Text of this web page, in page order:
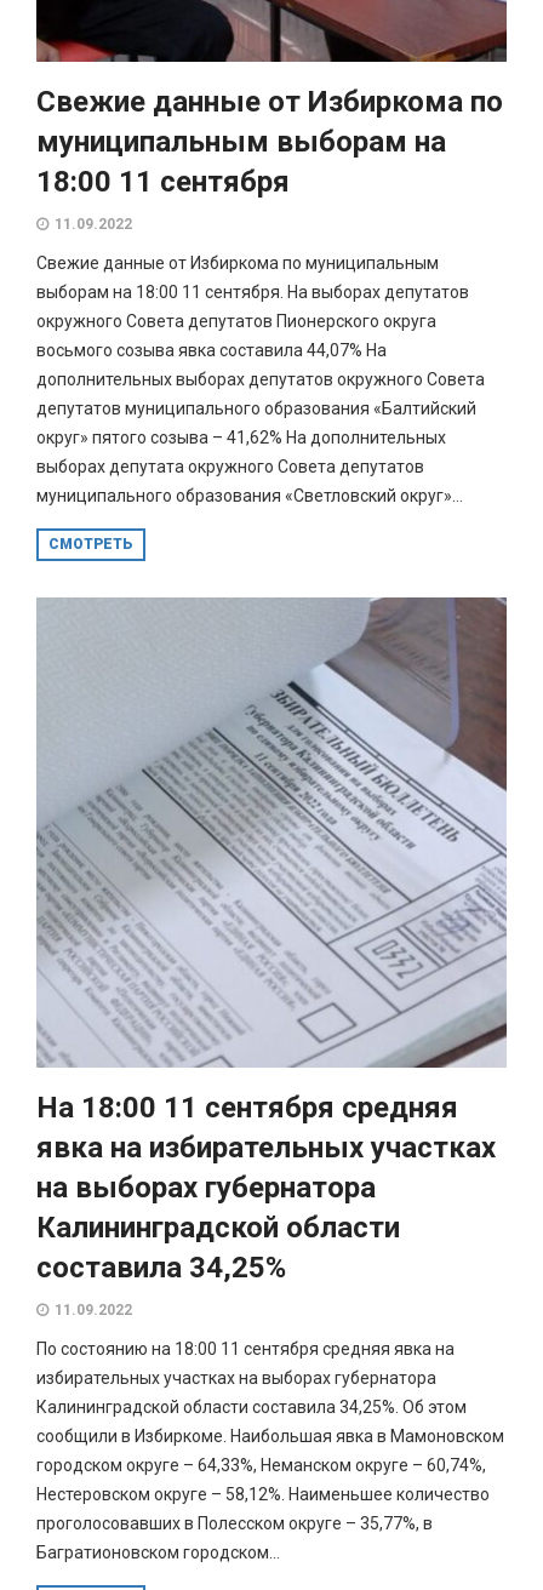
Свежие данные от Избиркома по
муниципальным выборам на
18:00 11 сентября
11.09.2022
Свежие данные от Избиркома по муниципальным
выборам на 18:00 11 сентября. На выборах депутатов
окружного Совета депутатов Пионерского округа
восьмого созыва явка составила 44,07% На
дополнительных выборах депутатов окружного Совета
депутатов муниципального образования «Балтийский
округ» пятого созыва – 41,62% На дополнительных
выборах депутата окружного Совета депутатов
муниципального образования «Светловский округ»...
СМОТРЕТЬ
На 18:00 11 сентября средняя
явка на избирательных участках
на выборах губернатора
Калининградской области
составила 34,25%
11.09.2022
По состоянию на 18:00 11 сентября средняя явка на
избирательных участках на выборах губернатора
Калининградской области составила 34,25%. Об этом
сообщили в Избиркоме. Наибольшая явка в Мамоновском
городском округе – 64,33%, Неманском округе – 60,74%,
Нестеровском округе – 58,12%. Наименьшее количество
проголосовавших в Полесском округе – 35,77%, в
Багратионовском городском...